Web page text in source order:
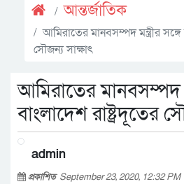
আন্তর্জাতিক
আমিরাতের মানবসম্পদ মন্ত্রীর সঙ্গে
সৌজন্য সাক্ষাৎ
আমিরাতের মানবসম্পদ
বাংলাদেশ রাষ্ট্রদূতের
admin
প্রকাশিত September 23, 2020, 12:32 PM